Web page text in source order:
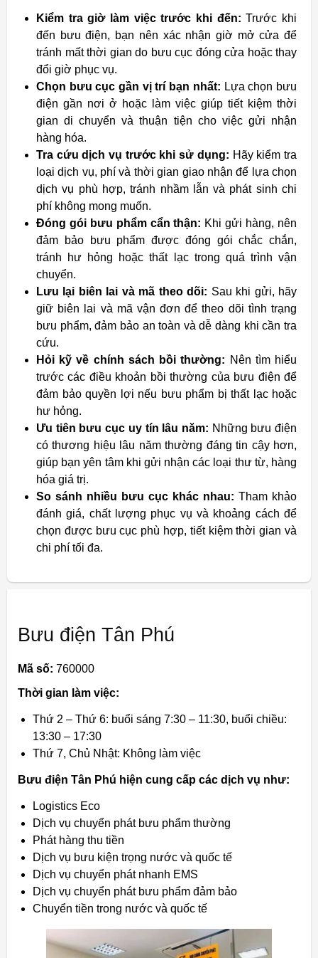
Kiểm tra giờ làm việc trước khi đến: Trước khi
đến bưu điện, bạn nên xác nhận giờ mở cửa để
tránh mất thời gian do bưu cục đóng cửa hoặc thay
đổi giờ phục vụ.
Chọn bưu cục gần vị trí bạn nhất: Lựa chọn bưu
điện gần nơi ở hoặc làm việc giúp tiết kiệm thời
gian di chuyển và thuận tiện cho việc gửi nhận
hàng hóa.
Tra cứu dịch vụ trước khi sử dụng: Hãy kiểm tra
loại dịch vụ, phí và thời gian giao nhận để lựa chọn
dịch vụ phù hợp, tránh nhầm lẫn và phát sinh chi
phí không mong muốn.
Đóng gói bưu phẩm cẩn thận: Khi gửi hàng, nên
đảm bảo bưu phẩm được đóng gói chắc chắn,
tránh hư hỏng hoặc thất lạc trong quá trình vận
chuyển.
Lưu lại biên lai và mã theo dõi: Sau khi gửi, hãy
giữ biên lai và mã vận đơn để theo dõi tình trạng
bưu phẩm, đảm bảo an toàn và dễ dàng khi cần tra
cứu.
Hỏi kỹ về chính sách bồi thường: Nên tìm hiểu
trước các điều khoản bồi thường của bưu điện để
đảm bảo quyền lợi nếu bưu phẩm bị thất lạc hoặc
hư hỏng.
Ưu tiên bưu cục uy tín lâu năm: Những bưu điện
có thương hiệu lâu năm thường đáng tin cậy hơn,
giúp bạn yên tâm khi gửi nhận các loại thư từ, hàng
hóa giá trị.
So sánh nhiều bưu cục khác nhau: Tham khảo
đánh giá, chất lượng phục vụ và khoảng cách để
chọn được bưu cục phù hợp, tiết kiệm thời gian và
chi phí tối đa.
Bưu điện Tân Phú
Mã số: 760000
Thời gian làm việc:
Thứ 2 – Thứ 6: buổi sáng 7:30 – 11:30, buổi chiều:
13:30 – 17:30
Thứ 7, Chủ Nhật: Không làm việc
Bưu điện Tân Phú hiện cung cấp các dịch vụ như:
Logistics Eco
Dịch vụ chuyển phát bưu phẩm thường
Phát hàng thu tiền
Dịch vụ bưu kiện trọng nước và quốc tế
Dịch vụ chuyển phát nhanh EMS
Dịch vụ chuyển phát bưu phẩm đảm bảo
Chuyển tiền trong nước và quốc tế